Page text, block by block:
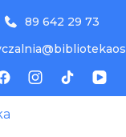
89 642 29 73